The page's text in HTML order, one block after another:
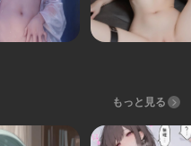
もっと見る